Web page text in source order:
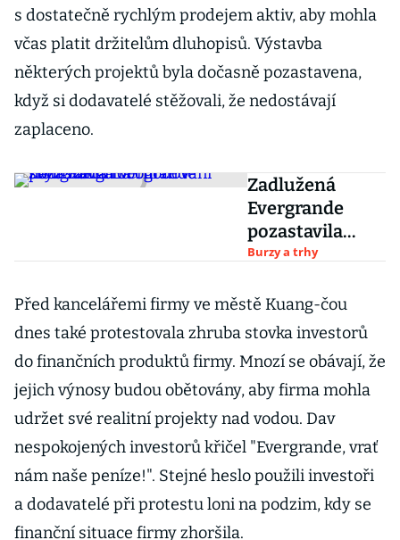
s dostatečně rychlým prodejem aktiv, aby mohla
včas platit držitelům dluhopisů. Výstavba
některých projektů byla dočasně pozastavena,
když si dodavatelé stěžovali, že nedostávají
zaplaceno.
Zadlužená
Evergrande
pozastavila
obchodování
burze v
Hongkongu
Burzy a trhy
Před kancelářemi firmy ve městě Kuang-čou
dnes také protestovala zhruba stovka investorů
do finančních produktů firmy. Mnozí se obávají, že
jejich výnosy budou obětovány, aby firma mohla
udržet své realitní projekty nad vodou. Dav
nespokojených investorů křičel "Evergrande, vrať
nám naše peníze!". Stejné heslo použili investoři
a dodavatelé při protestu loni na podzim, kdy se
finanční situace firmy zhoršila.